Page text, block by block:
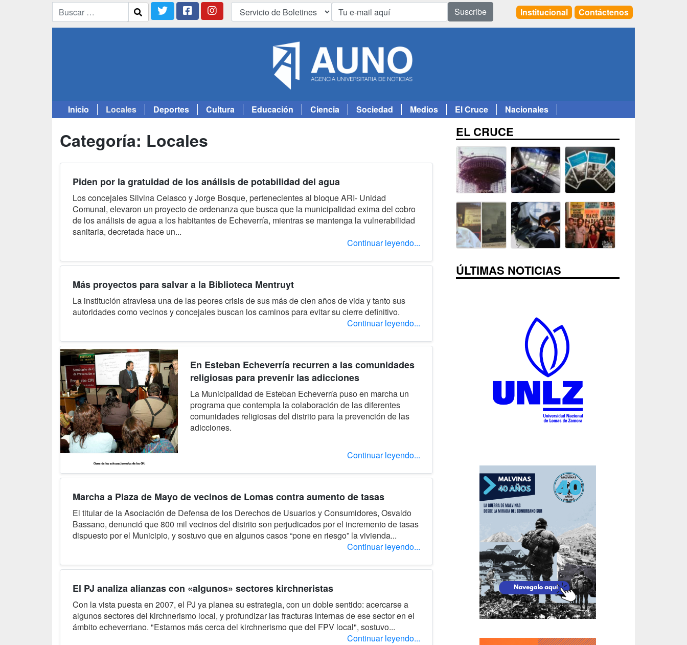
Suscribe Institucional Contáctenos
Inicio Locales Deportes Cultura Educación Ciencia Sociedad Medios El Cruce
Nacionales
Categoría: Locales
Piden por la gratuidad de los análisis de potabilidad del agua
Los concejales Silvina Celasco y Jorge Bosque, pertenecientes al bloque ARI- Unidad
Comunal, elevaron un proyecto de ordenanza que busca que la municipalidad exima del cobro
de los análisis de agua a los habitantes de Echeverría, mientras se mantenga la vulnerabilidad
sanitaria, decretada hace un...
Continuar leyendo...
Más proyectos para salvar a la Biblioteca Mentruyt
La institución atraviesa una de las peores crisis de sus más de cien años de vida y tanto sus
autoridades como vecinos y concejales buscan los caminos para evitar su cierre definitivo.
Continuar leyendo...
En Esteban Echeverría recurren a las comunidades
religiosas para prevenir las adicciones
La Municipalidad de Esteban Echeverría puso en marcha un
programa que contempla la colaboración de las diferentes
comunidades religiosas del distrito para la prevención de las
adicciones.
Continuar leyendo...
Marcha a Plaza de Mayo de vecinos de Lomas contra aumento de tasas
El titular de la Asociación de Defensa de los Derechos de Usuarios y Consumidores, Osvaldo
Bassano, denunció que 800 mil vecinos del distrito son perjudicados por el incremento de tasas
dispuesto por el Municipio, y sostuvo que en algunos casos “pone en riesgo” la vivienda...
Continuar leyendo...
El PJ analiza alianzas con «algunos» sectores kirchneristas
Con la vista puesta en 2007, el PJ ya planea su estrategia, con un doble sentido: acercarse a
algunos sectores del kirchnerismo local, y profundizar las fracturas internas de ese sector en el
ámbito echeverriano. "Estamos más cerca del kirchnerismo que del FPV local", sostuvo...
Continuar leyendo...
EL CRUCE
ÚLTIMAS NOTICIAS